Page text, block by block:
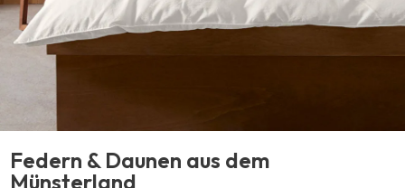
Federn & Daunen aus dem
Münsterland